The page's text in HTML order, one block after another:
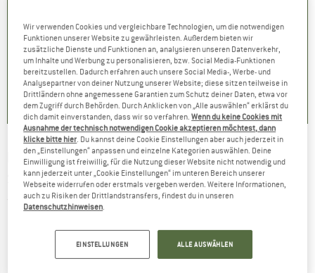
Preis
Produktgruppe
Skihelm
Preis
CHF 178.95reduzierter Preis
ab
CHF 98.42
+1
5.0(6)
Produktgruppe
Skihelm
Preis
CHF 149.95reduzierter Preis
CHF 134.96
5.0(1)
ROSSIGNOL -Women's Templar Impacts -
Skihelm
(0)
Wir verwenden Cookies und vergleichbare Technologien, um die notwendigen
Funktionen unserer Website zu gewährleisten. Außerdem bieten wir
zusätzliche Dienste und Funktionen an, analysieren unseren Datenverkehr,
um Inhalte und Werbung zu personalisieren, bzw. Social Media-Funktionen
bereitzustellen. Dadurch erfahren auch unsere Social Media-, Werbe- und
Analysepartner von deiner Nutzung unserer Website; diese sitzen teilweise in
Drittländern ohne angemessene Garantien zum Schutz deiner Daten, etwa vor
dem Zugriff durch Behörden. Durch Anklicken von „Alle auswählen“ erklärst du
dich damit einverstanden, dass wir so verfahren.Wenn du keine Cookies mit
Ausnahme der technisch notwendigen Cookie akzeptieren möchtest, dann
klicke bitte hier . Du kannst deine Cookie Einstellungen aber auch jederzeit in
den „Einstellungen“ anpassen und einzelne Kategorien auswählen. Deine
Einwilligung ist freiwillig, für die Nutzung dieser Website nicht notwendig und
kann jederzeit unter „Cookie Einstellungen“ im unteren Bereich unserer
Webseite widerrufen oder erstmals vergeben werden. Weitere Informationen,
auch zu Risiken der Drittlandstransfers, findest du in unseren
Datenschutzhinweisen
EINSTELLUNGEN ALLE AUSWÄHLEN